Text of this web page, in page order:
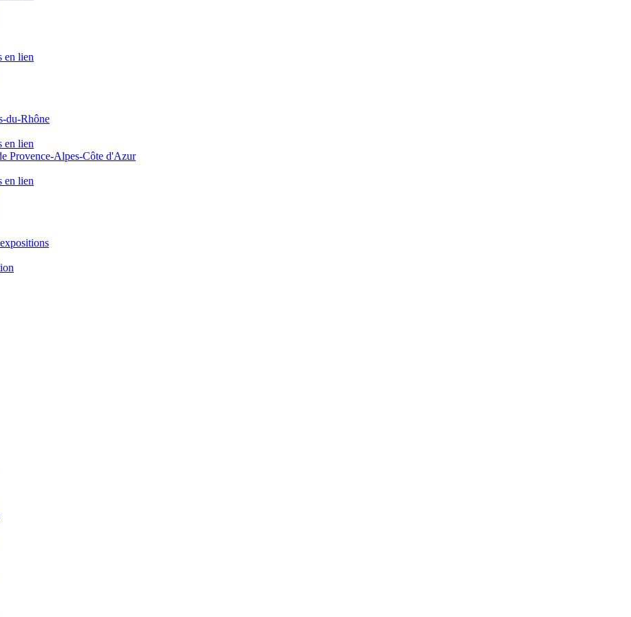
en lien
du-Rhône
en lien
Provence-Alpes-Côte d'Azur
en lien